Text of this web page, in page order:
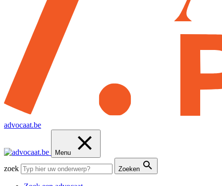
advocaat.be
Menu
zoek Zoeken